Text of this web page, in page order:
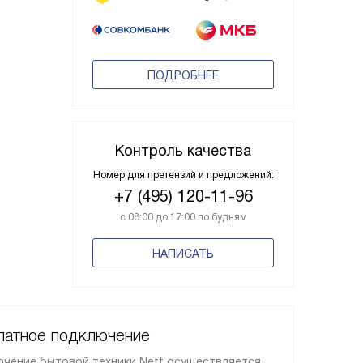
ПОДРОБНЕЕ
Контроль качества
Номер для претензий и предложений:
+7 (495) 120-11-96
с 08:00 до 17:00 по будням
НАПИСАТЬ
подключение